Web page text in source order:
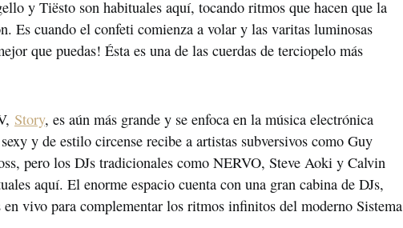
y Tiësto son habituales aquí, tocando ritmos que hacen que la
Es cuando el confeti comienza a volar y las varitas luminosas
que puedas! Ésta es una de las cuerdas de terciopelo más
Story, es aún más grande y se enfoca en la música electrónica
y de estilo circense recibe a artistas subversivos como Guy
pero los DJs tradicionales como NERVO, Steve Aoki y Calvin
aquí. El enorme espacio cuenta con una gran cabina de DJs,
en vivo para complementar los ritmos infinitos del moderno Sistema